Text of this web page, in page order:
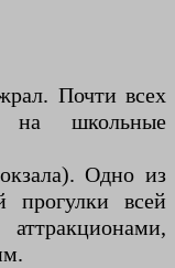
Почти всех
на школьные
Одно из
прогулки всей